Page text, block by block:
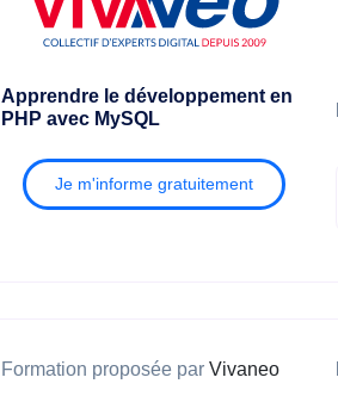
Apprendre le développement en
PHP avec MySQL
Je m'informe gratuitement
Formation proposée par Vivaneo